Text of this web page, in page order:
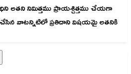
అతని నిమిత్తము ప్రాయశ్చిత్తము చేయగా
చేసిన వాటన్నిటిలో ప్రతిదాని విషయమై అతనికి